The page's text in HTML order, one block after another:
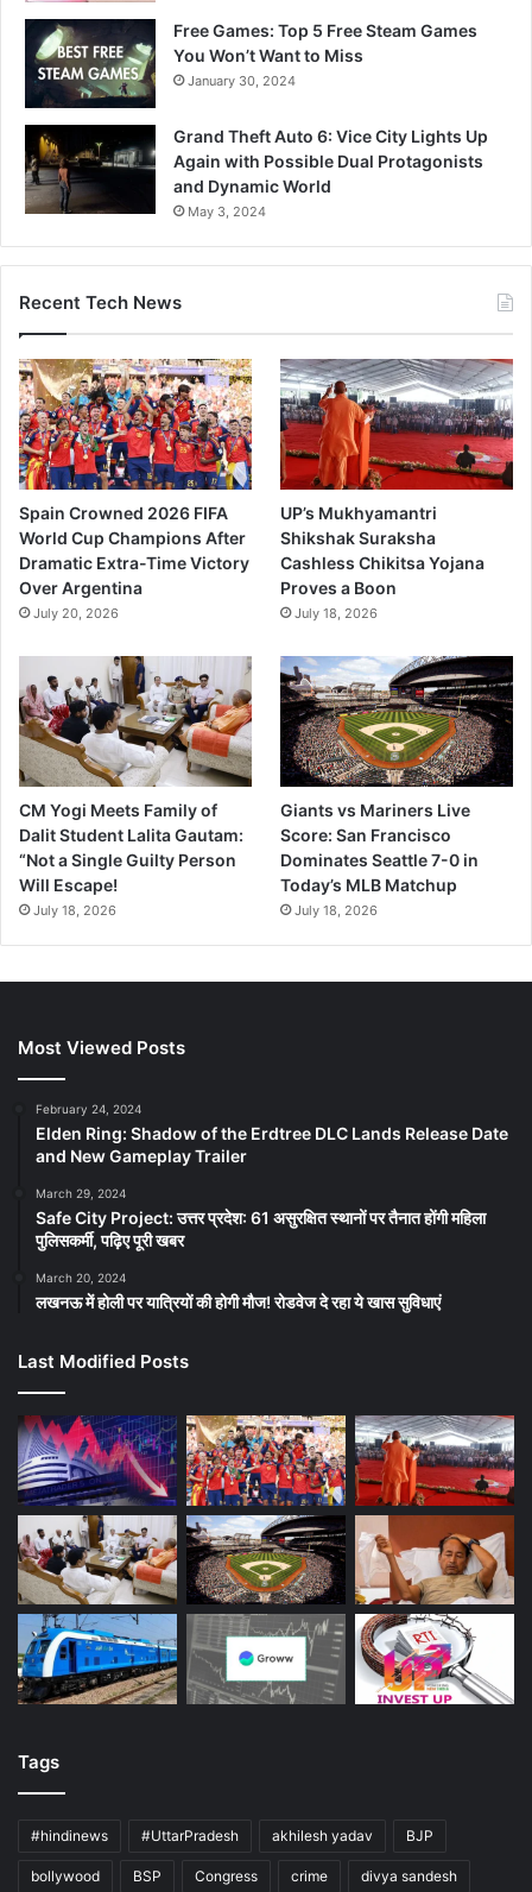
Free Games: Top 5 Free Steam Games
You Won’t Want to Miss
January 30, 2024
Grand Theft Auto 6: Vice City Lights Up
Again with Possible Dual Protagonists
and Dynamic World
May 3, 2024
Recent Tech News
Spain Crowned 2026 FIFA
World Cup Champions After
Dramatic Extra-Time Victory
Over Argentina
July 20, 2026
UP’s Mukhyamantri
Shikshak Suraksha
Cashless Chikitsa Yojana
Proves a Boon
July 18, 2026
CM Yogi Meets Family of
Dalit Student Lalita Gautam:
“Not a Single Guilty Person
Will Escape!
July 18, 2026
Giants vs Mariners Live
Score: San Francisco
Dominates Seattle 7-0 in
Today’s MLB Matchup
July 18, 2026
Most Viewed Posts
February 24, 2024
Elden Ring: Shadow of the Erdtree DLC Lands Release Date
and New Gameplay Trailer
March 29, 2024
Safe City Project: उत्तर प्रदेश: 61 असुरक्षित स्थानों पर तैनात होंगी महिला
पुलिसकर्मी, पढ़िए पूरी खबर
March 20, 2024
लखनऊ में होली पर यात्रियों की होगी मौज! रोडवेज दे रहा ये खास सुविधाएं
Last Modified Posts
Tags
#hindinews #UttarPradesh akhilesh yadav BJP
bollywood BSP Congress crime divya sandesh